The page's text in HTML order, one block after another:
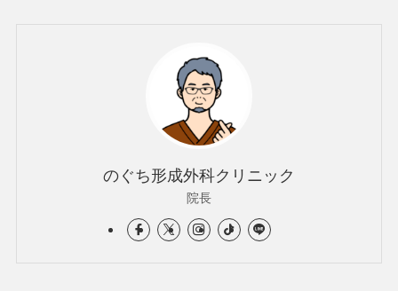
のぐち形成外科クリニック
院長